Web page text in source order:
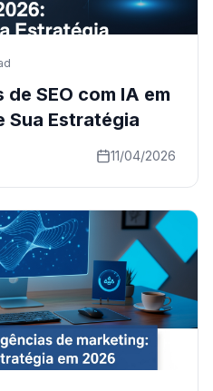
SEO com IA em
Sua Estratégia
11/04/2026